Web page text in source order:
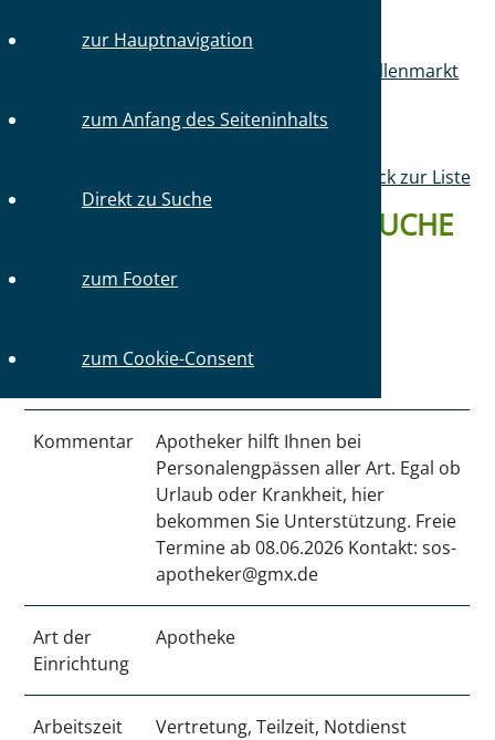
zur Hauptnavigation
zum Anfang des Seiteninhalts
Direkt zu Suche
zum Footer
zum Cookie-Consent
Stellenmarkt
Zurück zur Liste
DETAILS ZUM STELLENGESUCHE
Kommentar
Apotheker hilft Ihnen bei
Personalengpässen aller Art. Egal ob
Urlaub oder Krankheit, hier
bekommen Sie Unterstützung. Freie
Termine ab 08.06.2026 Kontakt: sos-
apotheker@gmx.de
Art der
Einrichtung
Apotheke
Arbeitszeit Vertretung, Teilzeit, Notdienst